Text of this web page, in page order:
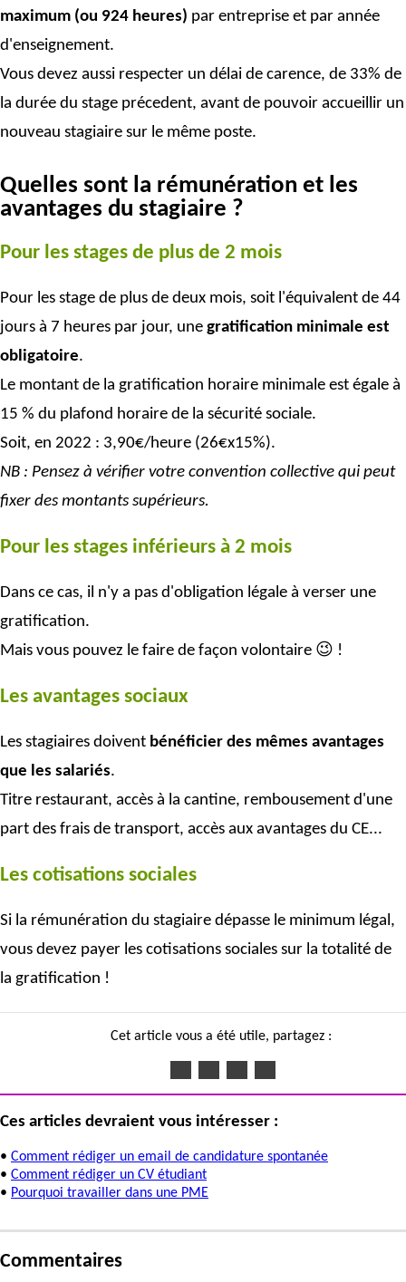
maximum (ou 924 heures) par entreprise et par année
d'enseignement.
Vous devez aussi respecter un délai de carence, de 33% de
la durée du stage précedent, avant de pouvoir accueillir un
nouveau stagiaire sur le même poste.
Quelles sont la rémunération et les
avantages du stagiaire ?
Pour les stages de plus de 2 mois
Pour les stage de plus de deux mois, soit l'équivalent de 44
jours à 7 heures par jour, une gratification minimale est
obligatoire.
Le montant de la gratification horaire minimale est égale à
15 % du plafond horaire de la sécurité sociale.
Soit, en 2022 : 3,90€/heure (26€x15%).
NB : Pensez à vérifier votre convention collective qui peut
fixer des montants supérieurs.
Pour les stages inférieurs à 2 mois
Dans ce cas, il n'y a pas d'obligation légale à verser une
gratification.
Mais vous pouvez le faire de façon volontaire 😉 !
Les avantages sociaux
Les stagiaires doivent bénéficier des mêmes avantages
que les salariés.
Titre restaurant, accès à la cantine, rembousement d'une
part des frais de transport, accès aux avantages du CE...
Les cotisations sociales
Si la rémunération du stagiaire dépasse le minimum légal,
vous devez payer les cotisations sociales sur la totalité de
la gratification !
Cet article vous a été utile, partagez :
Ces articles devraient vous intéresser :
• Comment rédiger un email de candidature spontanée
• Comment rédiger un CV étudiant
• Pourquoi travailler dans une PME
Commentaires